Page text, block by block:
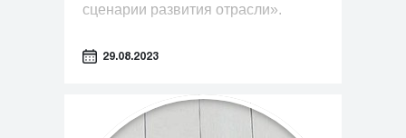
сценарии развития отрасли».
29.08.2023